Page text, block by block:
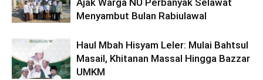
Ajak Warga NU Perbanyak Selawat
Menyambut Bulan Rabiulawal
Haul Mbah Hisyam Leler: Mulai Bahtsul
Masail, Khitanan Massal Hingga Bazzar
UMKM